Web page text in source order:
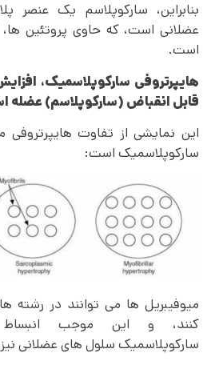
بنابراین، سارکوپلاسم یک عنصر
عضلانی است، که حاوی پروتئین ها،
است.
هایپرتروفی سارکوپلاسمیک،
قابل انقباض (سارکوپلاسم) عضله
این نمایشی از تفاوت هایپرتروفی
سارکوپلاسمیک است:
میوفیبریل ها می توانند در رشته
کنند، و این موجب انبساط
سارکوپلاسمیک سلول های عضلانی